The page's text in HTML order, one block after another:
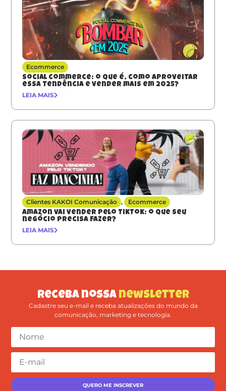
Ecommerce
Social commerce: o que é, como aproveitar
essa tendência e vender mais em 2025?
LEIA MAIS
Clientes KAKOI Comunicação , Ecommerce
Amazon vai vender pelo TikTok: o que seu
negócio precisa fazer?
LEIA MAIS
Receba nossa newsletter
Cadastre seu e-mail e receba atualizações do mundo da
comunicação, marketing e tecnologia.